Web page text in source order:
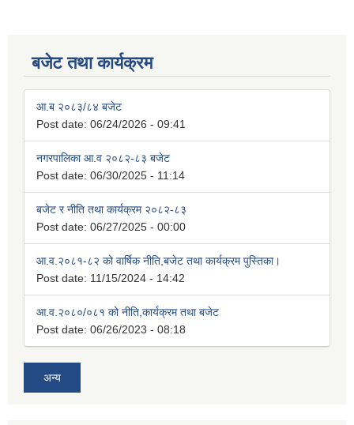
बजेट तथा कार्यक्रम
आ.ब २०८३/८४ बजेट
Post date: 06/24/2026 - 09:41
नगरपालिका आ.व २०८२-८३ बजेट
Post date: 06/30/2025 - 11:14
बजेट र नीति तथा कार्यक्रम २०८२-८३
Post date: 06/27/2025 - 00:00
आ.व.२०८१-८२ को वार्षिक नीति,बजेट तथा कार्यक्रम पुस्तिका।
Post date: 11/15/2024 - 14:42
आ.व.२०८०/०८१ को नीति,कार्यक्रम तथा बजेट
Post date: 06/26/2023 - 08:18
अन्य